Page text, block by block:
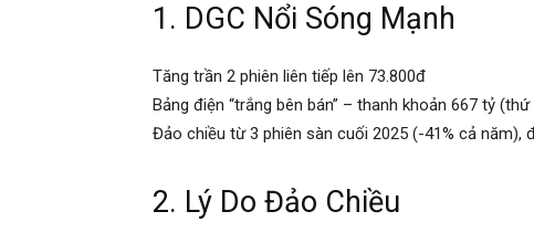
1. DGC Nổi Sóng Mạnh
Tăng trần 2 phiên liên tiếp lên 73.800đ
Bảng điện “trắng bên bán” – thanh khoản 667 tỷ (thứ
Đảo chiều từ 3 phiên sàn cuối 2025 (-41% cả năm),
2. Lý Do Đảo Chiều